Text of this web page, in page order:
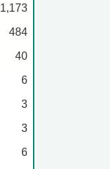
1,173
484
40
6
3
3
6